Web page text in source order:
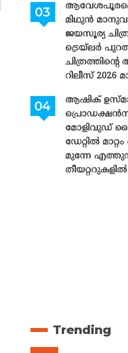
മിഥുൻ
ജയസൂര്യ
ട്രെയ്‌ലർ
റിലീസ് 2026
ആഷിക്
മോളിവുഡ്
ഡേറ്റിൽ
മുന്നേ
Trending